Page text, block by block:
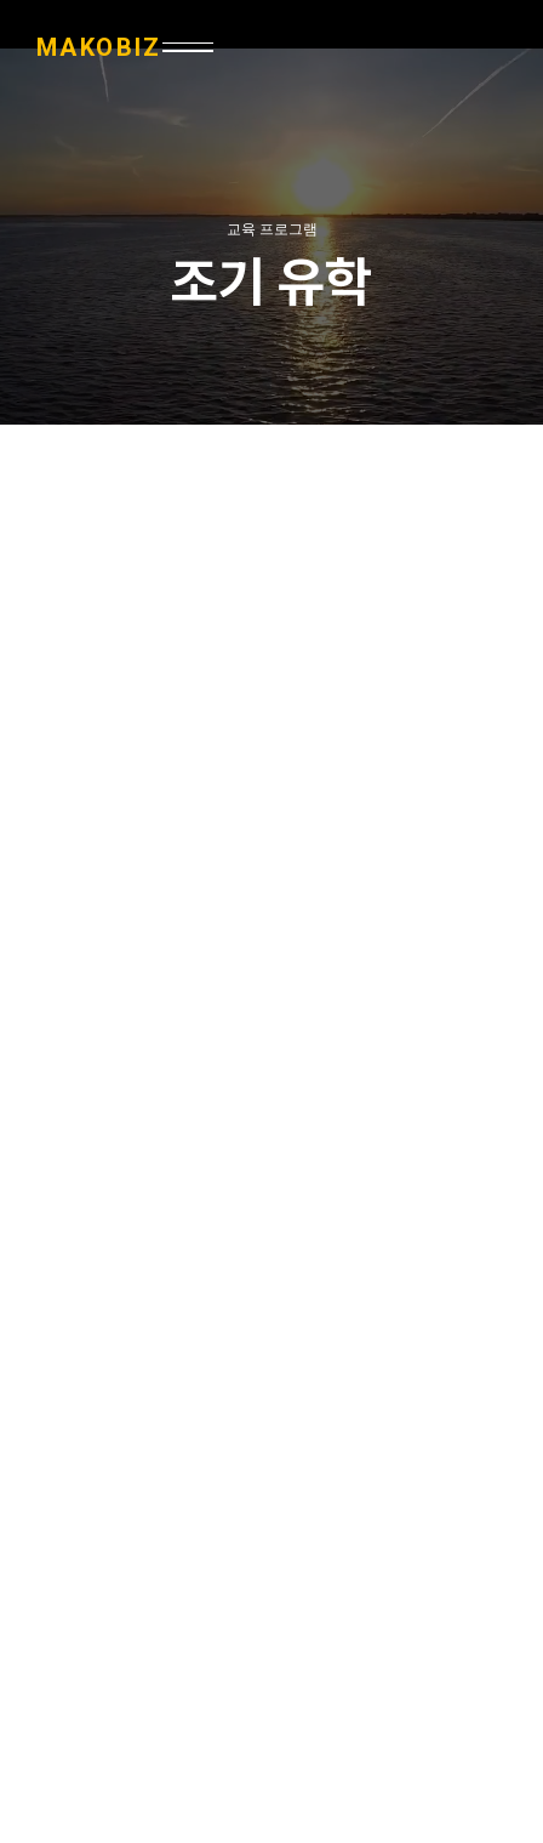
MAKOBIZ
교육 프로그램
조기 유학